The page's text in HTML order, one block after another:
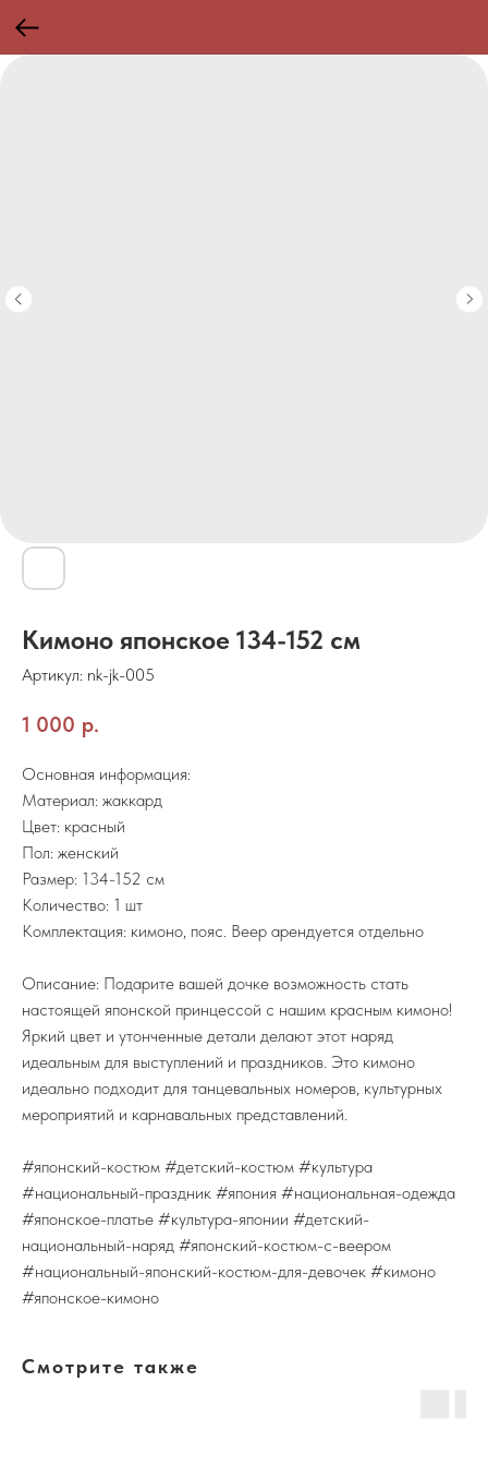
Кимоно японское 134-152 см
Артикул: nk-jk-005
1 000 р.
Основная информация:
Материал: жаккард
Цвет: красный
Пол: женский
Размер: 134-152 см
Количество: 1 шт
Комплектация: кимоно, пояс. Веер арендуется отдельно
Описание: Подарите вашей дочке возможность стать
настоящей японской принцессой с нашим красным кимоно!
Яркий цвет и утонченные детали делают этот наряд
идеальным для выступлений и праздников. Это кимоно
идеально подходит для танцевальных номеров, культурных
мероприятий и карнавальных представлений.
#японский-костюм #детский-костюм #культура
#национальный-праздник #япония #национальная-одежда
#японское-платье #культура-японии #детский-
национальный-наряд #японский-костюм-с-веером
#национальный-японский-костюм-для-девочек #кимоно
#японское-кимоно
Смотрите также